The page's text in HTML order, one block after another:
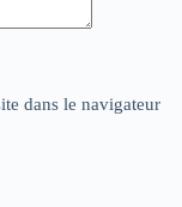
dans le navigateur